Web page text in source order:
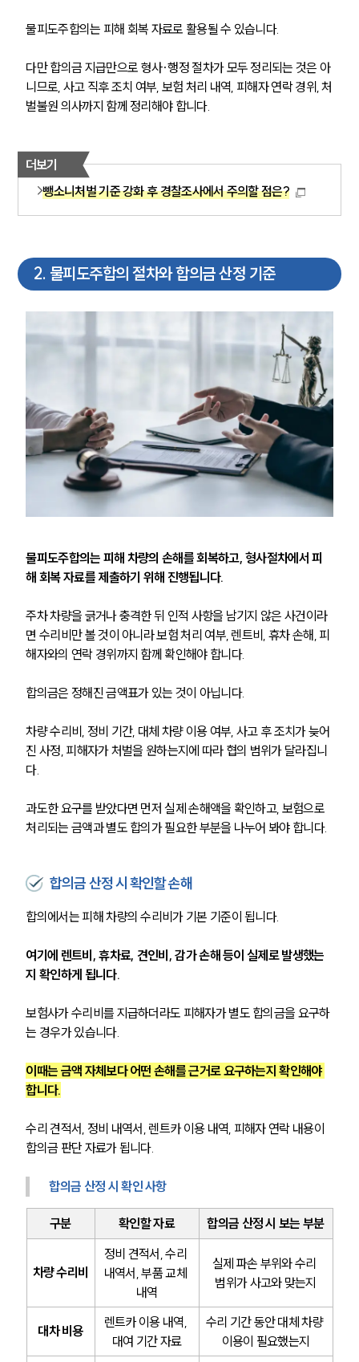
물피도주합의는 피해 회복 자료로 활용될 수 있습니다.
다만 합의금 지급만으로 형사·행정 절차가 모두 정리되는 것은 아
니므로, 사고 직후 조치 여부, 보험 처리 내역, 피해자 연락 경위, 처
벌불원 의사까지 함께 정리해야 합니다.
더보기
뺑소니처벌 기준 강화 후 경찰조사에서 주의할 점은?
2. 물피도주합의 절차와 합의금 산정 기준
물피도주합의는 피해 차량의 손해를 회복하고, 형사절차에서 피
해 회복 자료를 제출하기 위해 진행됩니다.
주차 차량을 긁거나 충격한 뒤 인적 사항을 남기지 않은 사건이라
면 수리비만 볼 것이 아니라 보험 처리 여부, 렌트비, 휴차 손해, 피
해자와의 연락 경위까지 함께 확인해야 합니다.
합의금은 정해진 금액표가 있는 것이 아닙니다.
차량 수리비, 정비 기간, 대체 차량 이용 여부, 사고 후 조치가 늦어
진 사정, 피해자가 처벌을 원하는지에 따라 협의 범위가 달라집니
다.
과도한 요구를 받았다면 먼저 실제 손해액을 확인하고, 보험으로
처리되는 금액과 별도 합의가 필요한 부분을 나누어 봐야 합니다.
합의금 산정 시 확인할 손해
합의에서는 피해 차량의 수리비가 기본 기준이 됩니다.
여기에 렌트비, 휴차료, 견인비, 감가 손해 등이 실제로 발생했는
지 확인하게 됩니다.
보험사가 수리비를 지급하더라도 피해자가 별도 합의금을 요구하
는 경우가 있습니다.
이때는 금액 자체보다 어떤 손해를 근거로 요구하는지 확인해야
합니다.
수리 견적서, 정비 내역서, 렌트카 이용 내역, 피해자 연락 내용이
합의금 판단 자료가 됩니다.
합의금 산정 시 확인 사항
구분 확인할 자료 합의금 산정 시 보는 부분
차량 수리비
정비 견적서, 수리
내역서, 부품 교체
내역
실제 파손 부위와 수리
범위가 사고와 맞는지
대차 비용
렌트카 이용 내역,
대여 기간 자료
수리 기간 동안 대체 차량
이용이 필요했는지